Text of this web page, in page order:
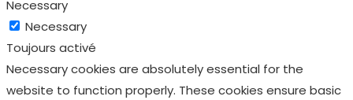
Necessary
Necessary
Toujours activé
Necessary cookies are absolutely essential for the
website to function properly. These cookies ensure basic